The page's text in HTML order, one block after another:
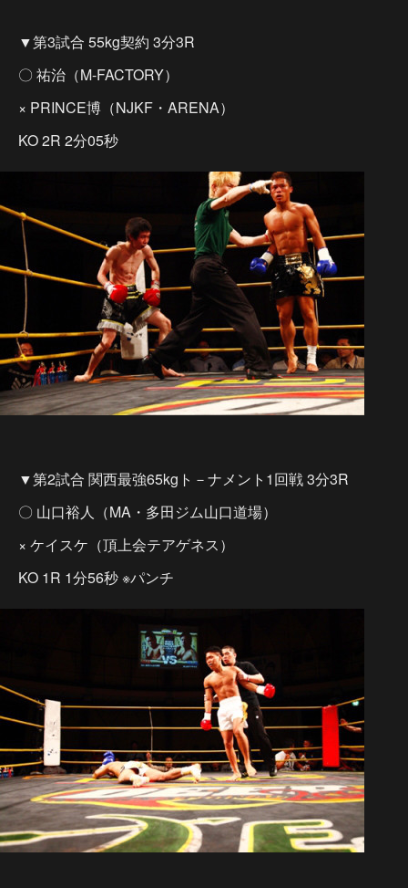
▼第3試合 55kg契約 3分3R
〇 祐治（M-FACTORY）
× PRINCE博（NJKF・ARENA）
KO 2R 2分05秒
▼第2試合 関西最強65kgト－ナメント1回戦 3分3R
〇 山口裕人（MA・多田ジム山口道場）
× ケイスケ（頂上会テアゲネス）
KO 1R 1分56秒 ※パンチ